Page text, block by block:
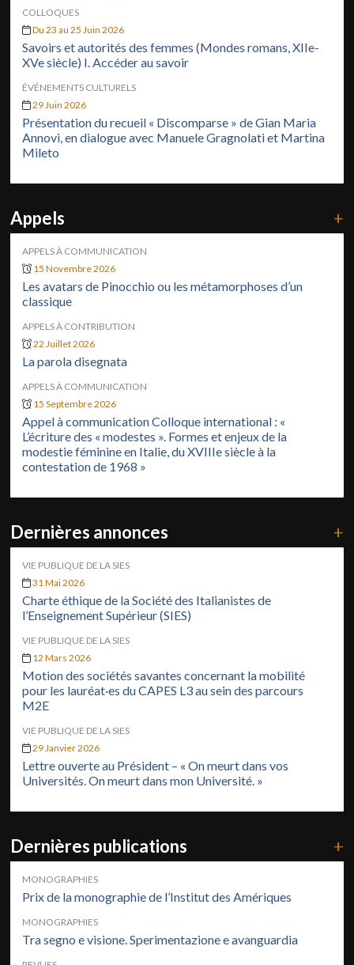
COLLOQUES
Du 23 au 25 Juin 2026
Savoirs et autorités des femmes (Mondes romans, XIIe-
XVe siècle) I. Accéder au savoir
ÉVÉNEMENTS CULTURELS
29 Juin 2026
Présentation du recueil « Discomparse » de Gian Maria
Annovi, en dialogue avec Manuele Gragnolati et Martina
Mileto
Appels +
APPELS À COMMUNICATION
15 Novembre 2026
Les avatars de Pinocchio ou les métamorphoses d’un
classique
APPELS À CONTRIBUTION
22 Juillet 2026
La parola disegnata
APPELS À COMMUNICATION
15 Septembre 2026
Appel à communication Colloque international : «
L’écriture des « modestes ». Formes et enjeux de la
modestie féminine en Italie, du XVIIIe siècle à la
contestation de 1968 »
Dernières annonces +
VIE PUBLIQUE DE LA SIES
31 Mai 2026
Charte éthique de la Société des Italianistes de
l’Enseignement Supérieur (SIES)
VIE PUBLIQUE DE LA SIES
12 Mars 2026
Motion des sociétés savantes concernant la mobilité
pour les lauréat·es du CAPES L3 au sein des parcours
M2E
VIE PUBLIQUE DE LA SIES
29 Janvier 2026
Lettre ouverte au Président – « On meurt dans vos
Universités. On meurt dans mon Université. »
Dernières publications +
MONOGRAPHIES
Prix de la monographie de l’Institut des Amériques
MONOGRAPHIES
Tra segno e visione. Sperimentazione e avanguardia